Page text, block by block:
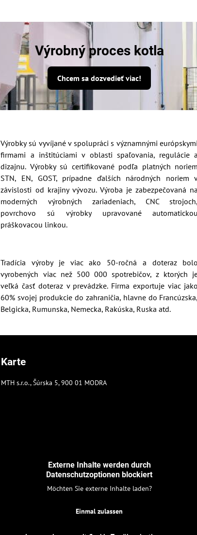
Výrobný proces kotla
Chcem sa dozvedieť viac!
Výrobky sú vyvíjané v spolupráci s významnými európskymi
firmami a inštitúciami v oblasti spaľovania, regulácie a
dizajnu. Výrobky sú certifikované podľa platných noriem
STN, EN, GOST, prípadne ďalších národných noriem
závislosti od krajiny vývozu. Výroba je zabezpečovaná na
moderných výrobných zariadeniach, CNC strojoch,
povrchovo sú výrobky upravované automatickou
práškovacou linkou.
Tradícia výroby je viac ako 50-ročná a doteraz bolo
vyrobených viac než 500 000 spotrebičov, z ktorých
veľká časť doteraz v prevádzke. Firma exportuje viac jako
60% svojej produkcie do zahraničia, hlavne do Francúzska,
Belgicka, Rumunska, Nemecka, Rakúska, Ruska atd.
Karte
MTH s.r.o., Šúrska 5, 900 01 MODRA
Externe Inhalte werden durch
Datenschutzoptionen blockiert
Möchten Sie externe Inhalte laden?
Einmal zulassen